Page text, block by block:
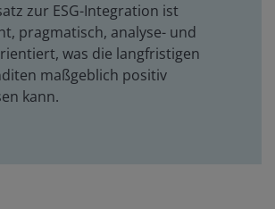
zur ESG-Integration ist
pragmatisch, analyse- und
was die langfristigen
maßgeblich positiv
kann.